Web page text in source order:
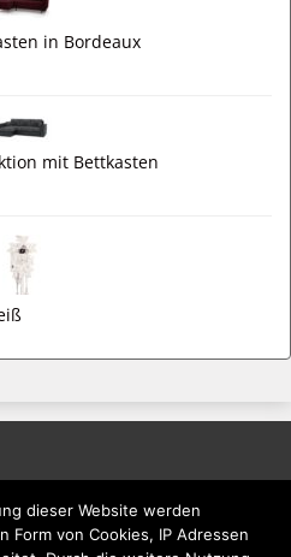
in Bordeaux
mit Bettkasten
dieser Website werden
Form von Cookies, IP Adressen